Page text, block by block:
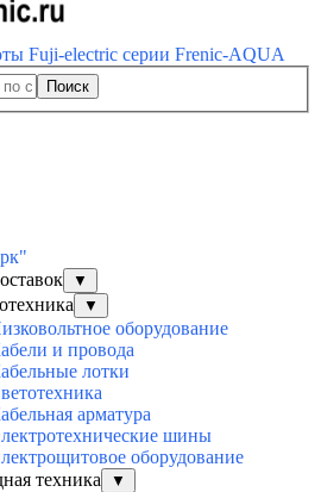
Поиск
▼
▼
оборудование
и провода
лотки
арматура
шины
оборудование
техника
▼